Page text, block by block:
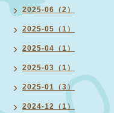
2025-06（2）
2025-05（1）
2025-04（1）
2025-03（1）
2025-01（3）
2024-12（1）